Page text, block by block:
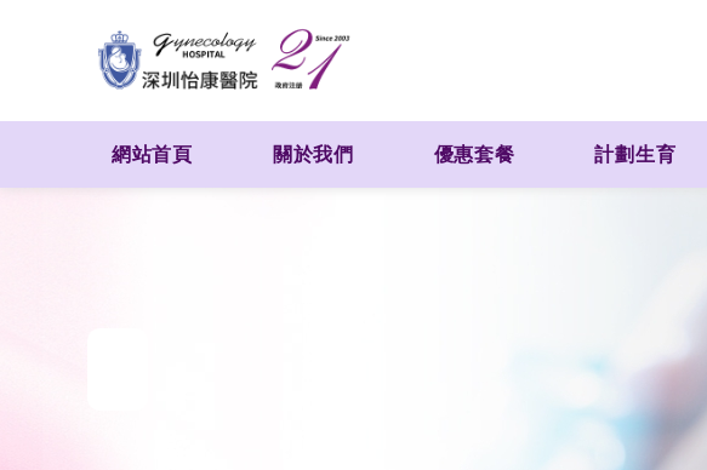
網站首頁 關於我們 優惠套餐 計劃生育